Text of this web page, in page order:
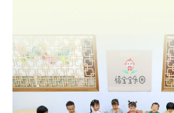
地方频道
北京 天津 河北
辽宁 吉林 上海